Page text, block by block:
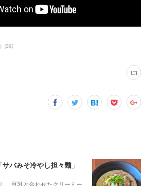
(39)
バみそ冷やし担々麺」
、豆乳と合わせたクリーミー